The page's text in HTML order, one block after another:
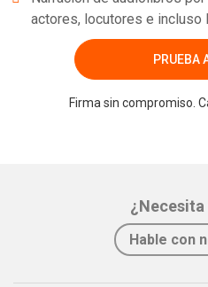
actores, locutores e incluso
PRUEBA
Firma sin compromiso.
¿Necesita
Hable con